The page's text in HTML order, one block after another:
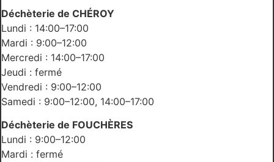
Déchèterie de CHÉROY
Lundi : 14:00–17:00
Mardi : 9:00–12:00
Mercredi : 14:00–17:00
Jeudi : fermé
Vendredi : 9:00–12:00
Samedi : 9:00–12:00, 14:00–17:00
Déchèterie de FOUCHÈRES
Lundi : 9:00–12:00
Mardi : fermé